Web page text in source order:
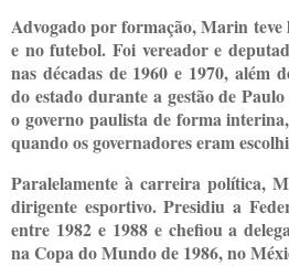
Advogado por formação, Marin
e no futebol. Foi vereador e
nas décadas de 1960 e 1970, além
do estado durante a gestão de
o governo paulista de forma
quando os governadores eram
Paralelamente à carreira política,
dirigente esportivo. Presidiu a
entre 1982 e 1988 e chefiou a
na Copa do Mundo de 1986, no